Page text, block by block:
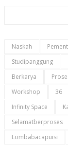
Naskah
Studipanggung
Berkarya
Workshop
36
Infinity Space
Selamatberproses
Lombabacapuisi